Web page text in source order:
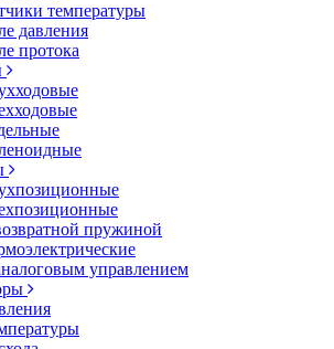
температуры
давления
протока
пружиной
управлением